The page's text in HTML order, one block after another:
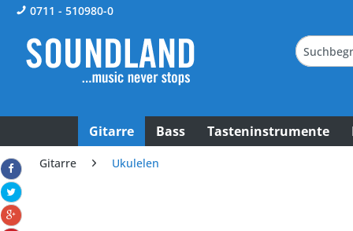
0711 - 510980-0
Gitarre Bass Tasteninstrumente
Gitarre Ukulelen